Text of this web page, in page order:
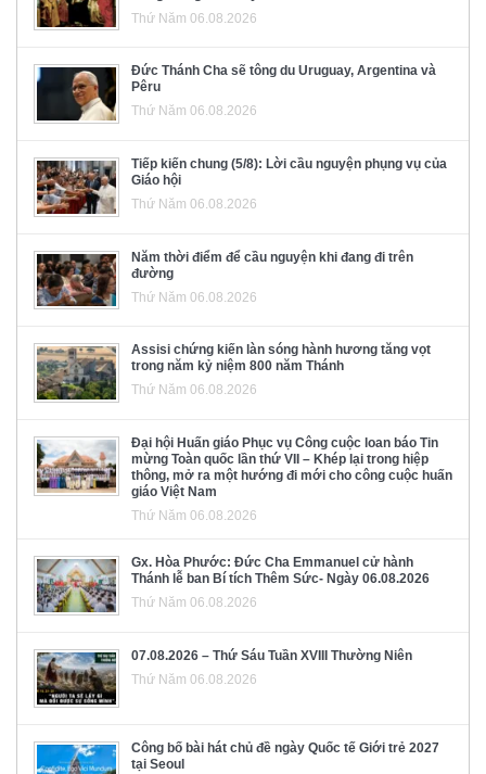
Thứ Năm 06.08.2026
Đức Thánh Cha sẽ tông du Uruguay, Argentina và
Pêru
Thứ Năm 06.08.2026
Tiếp kiến chung (5/8): Lời cầu nguyện phụng vụ của
Giáo hội
Thứ Năm 06.08.2026
Năm thời điểm để cầu nguyện khi đang đi trên
đường
Thứ Năm 06.08.2026
Assisi chứng kiến làn sóng hành hương tăng vọt
trong năm kỷ niệm 800 năm Thánh
Thứ Năm 06.08.2026
Đại hội Huấn giáo Phục vụ Công cuộc loan báo Tin
mừng Toàn quốc lần thứ VII – Khép lại trong hiệp
thông, mở ra một hướng đi mới cho công cuộc huấn
giáo Việt Nam
Thứ Năm 06.08.2026
Gx. Hòa Phước: Đức Cha Emmanuel cử hành
Thánh lễ ban Bí tích Thêm Sức- Ngày 06.08.2026
Thứ Năm 06.08.2026
07.08.2026 – Thứ Sáu Tuần XVIII Thường Niên
Thứ Năm 06.08.2026
Công bố bài hát chủ đề ngày Quốc tế Giới trẻ 2027
tại Seoul